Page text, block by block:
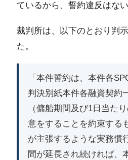
ているから、誓約違反はな
裁判所は、以下のとおり判
た。
「本件誓約は、本件各
判決別紙本件各融資契約
（傭船期間及び1日当た
意をすることを約束する
が主張するような実務慣
間が延長され続ければ、